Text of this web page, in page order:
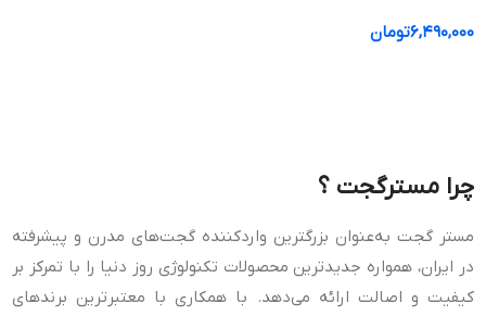
۶,۴۹۰,۰۰۰تومان
چرا مستر‌‌گجت ؟
مستر گجت به‌عنوان بزرگترین واردکننده گجت‌های مدرن و پیشرفته
در ایران، همواره جدیدترین محصولات تکنولوژی روز دنیا را با تمرکز بر
کیفیت و اصالت ارائه می‌دهد. با همکاری با معتبرترین برندهای